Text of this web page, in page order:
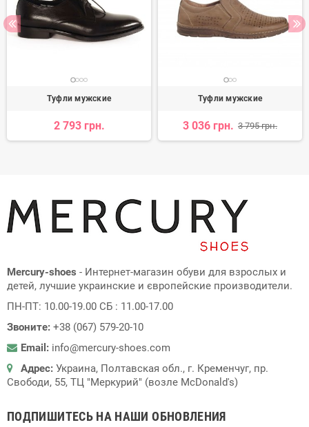
Туфли мужские
2 793 грн.
Туфли мужские
3 036 грн. 3 795 грн.
Mercury-shoes - Интернет-магазин обуви для взрослых и
детей, лучшие украинские и європейские производители.
ПН-ПТ: 10.00-19.00 СБ : 11.00-17.00
Звоните: +38 (067) 579-20-10
Email: info@mercury-shoes.com
Адрес: Украина, Полтавская обл., г. Кременчуг, пр.
Свободи, 55, ТЦ "Меркурий" (возле McDonald's)
ПОДПИШИТЕСЬ НА НАШИ ОБНОВЛЕНИЯ